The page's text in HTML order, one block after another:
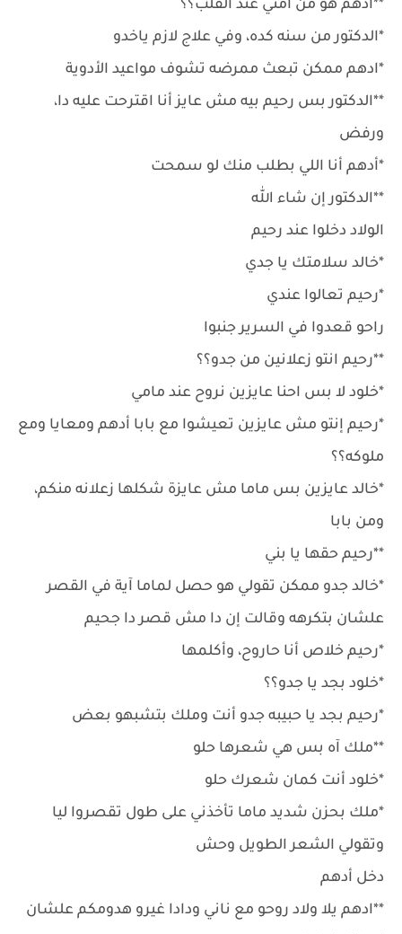
**أدهم هو من أمتي عند القلب؟؟
*الدكتور من سنه كده، وفي علاج لازم ياخدو
*ادهم ممكن تبعث ممرضه تشوف مواعيد الأدوية
**الدكتور بس رحيم بيه مش عايز أنا اقترحت عليه دا،
ورفض
*أدهم أنا اللي بطلب منك لو سمحت
**الدكتور إن شاء الله
الولاد دخلوا عند رحيم
*خالد سلامتك يا جدي
*رحيم تعالوا عندي
راحو قعدوا في السرير جنبوا
**رحيم انتو زعلانين من جدو؟؟
*خلود لا بس احنا عايزين نروح عند مامي
*رحيم إنتو مش عايزين تعيشوا مع بابا أدهم ومعايا ومع
ملوكه؟؟
*خالد عايزين بس ماما مش عايزة شكلها زعلانه منكم،
ومن بابا
**رحيم حقها يا بني
*خالد جدو ممكن تقولي هو حصل لماما آية في القصر
علشان بتكرهه وقالت إن دا مش قصر دا جحيم
*رحيم خلاص أنا حاروح، وأكلمها
*خلود بجد يا جدو؟؟
*رحيم بجد يا حبيبه جدو أنت وملك بتشبهو بعض
**ملك آه بس هي شعرها حلو
*خلود أنت كمان شعرك حلو
*ملك بحزن شديد ماما تأخذني على طول تقصروا ليا
وتقولي الشعر الطويل وحش
دخل أدهم
**ادهم يلا ولاد روحو مع ناني ودادا غيرو هدومكم علشان